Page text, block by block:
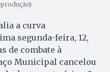
a curva
segunda-feira, 12,
de combate à
Municipal cancelou